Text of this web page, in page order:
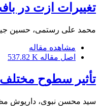
تغییرات ازت در
محمد علی رستمی، حسین
مشاهده مقاله
اصل مقاله 537.82 K
تأثیر سطوح
سید محسن نبوی، داریوش